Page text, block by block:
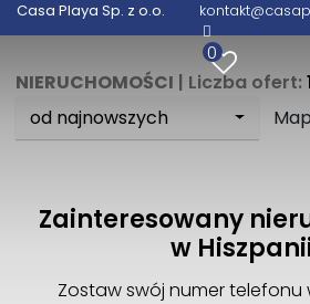
Casa Playa Sp. z o.o.
0
NIERUCHOMOŚCI | Liczba ofert:
od najnowszych
Zainteresowany
w
Zostaw swój numer telefonu